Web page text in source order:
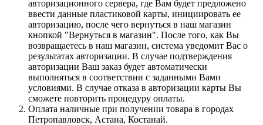
авторизационного сервера, где Вам будет предложено
ввести данные пластиковой карты, инициировать ее
авторизацию, после чего вернуться в наш магазин
кнопкой "Вернуться в магазин". После того, как Вы
возвращаетесь в наш магазин, система уведомит Вас о
результатах авторизации. В случае подтверждения
авторизации Ваш заказ будет автоматически
выполняться в соответствии с заданными Вами
условиями. В случае отказа в авторизации карты Вы
сможете повторить процедуру оплаты.
Оплата наличные при получении товара в городах
Петропавловск, Астана, Костанай.